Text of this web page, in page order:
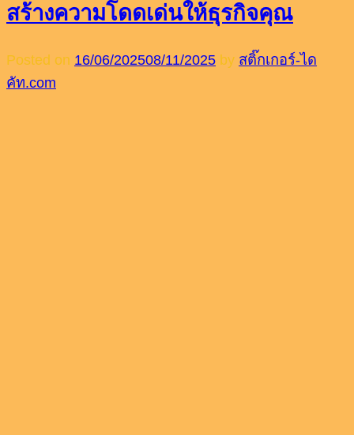
สร้างความโดดเด่นให้ธุรกิจคุณ
Posted on 16/06/202508/11/2025 by สติ๊กเกอร์-ได
คัท.com